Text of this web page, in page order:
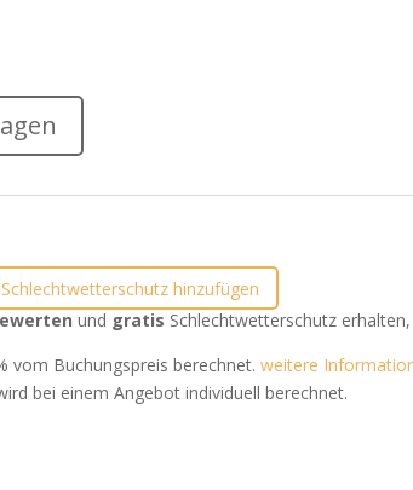
Schlechtwetterschutz hinzufügen
und gratis Schlechtwetterschutz erhalten,
vom Buchungspreis berechnet.weitere
bei einem Angebot individuell berechnet.